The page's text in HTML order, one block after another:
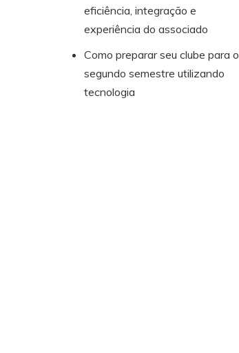
eficiência, integração e
experiência do associado
Como preparar seu clube para o
segundo semestre utilizando
tecnologia